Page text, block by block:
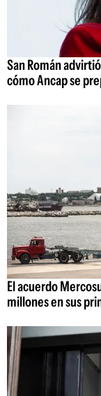
San Román
cómo Ancap se
El acuerdo
millones en sus